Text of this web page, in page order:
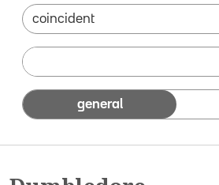
general